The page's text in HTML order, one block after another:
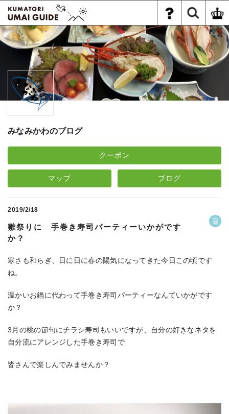
みなみかわのブログ
クーポン
マップ ブログ
2019/2/18
雛祭りに 手巻き寿司パーティーいかがです
か？
寒さも和らぎ、日に日に春の陽気になってきた今日この頃です
ね。
温かいお鍋に代わって手巻き寿司パーティーなんていかがです
か？
3月の桃の節句にチラシ寿司もいいですが、自分の好きなネタを
自分流にアレンジした手巻き寿司で
皆さんで楽しんでみませんか？